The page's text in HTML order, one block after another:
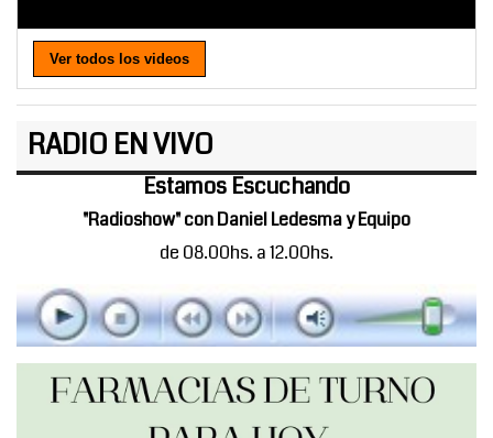
Ver todos los videos
RADIO EN VIVO
Estamos Escuchando
"Radioshow" con Daniel Ledesma y Equipo
de 08.00hs. a 12.00hs.